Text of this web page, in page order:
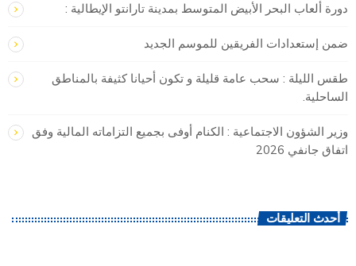
دورة ألعاب البحر الأبيض المتوسط بمدينة تارانتو الإيطالية :
ضمن إستعدادات الفريقين للموسم الجديد
طقس الليلة : سحب عامة قليلة و تكون أحيانا كثيفة بالمناطق
الساحلية.
وزير الشؤون الاجتماعية : الكنام أوفى بجميع التزاماته المالية وفق
اتفاق جانفي 2026
أحدث التعليقات